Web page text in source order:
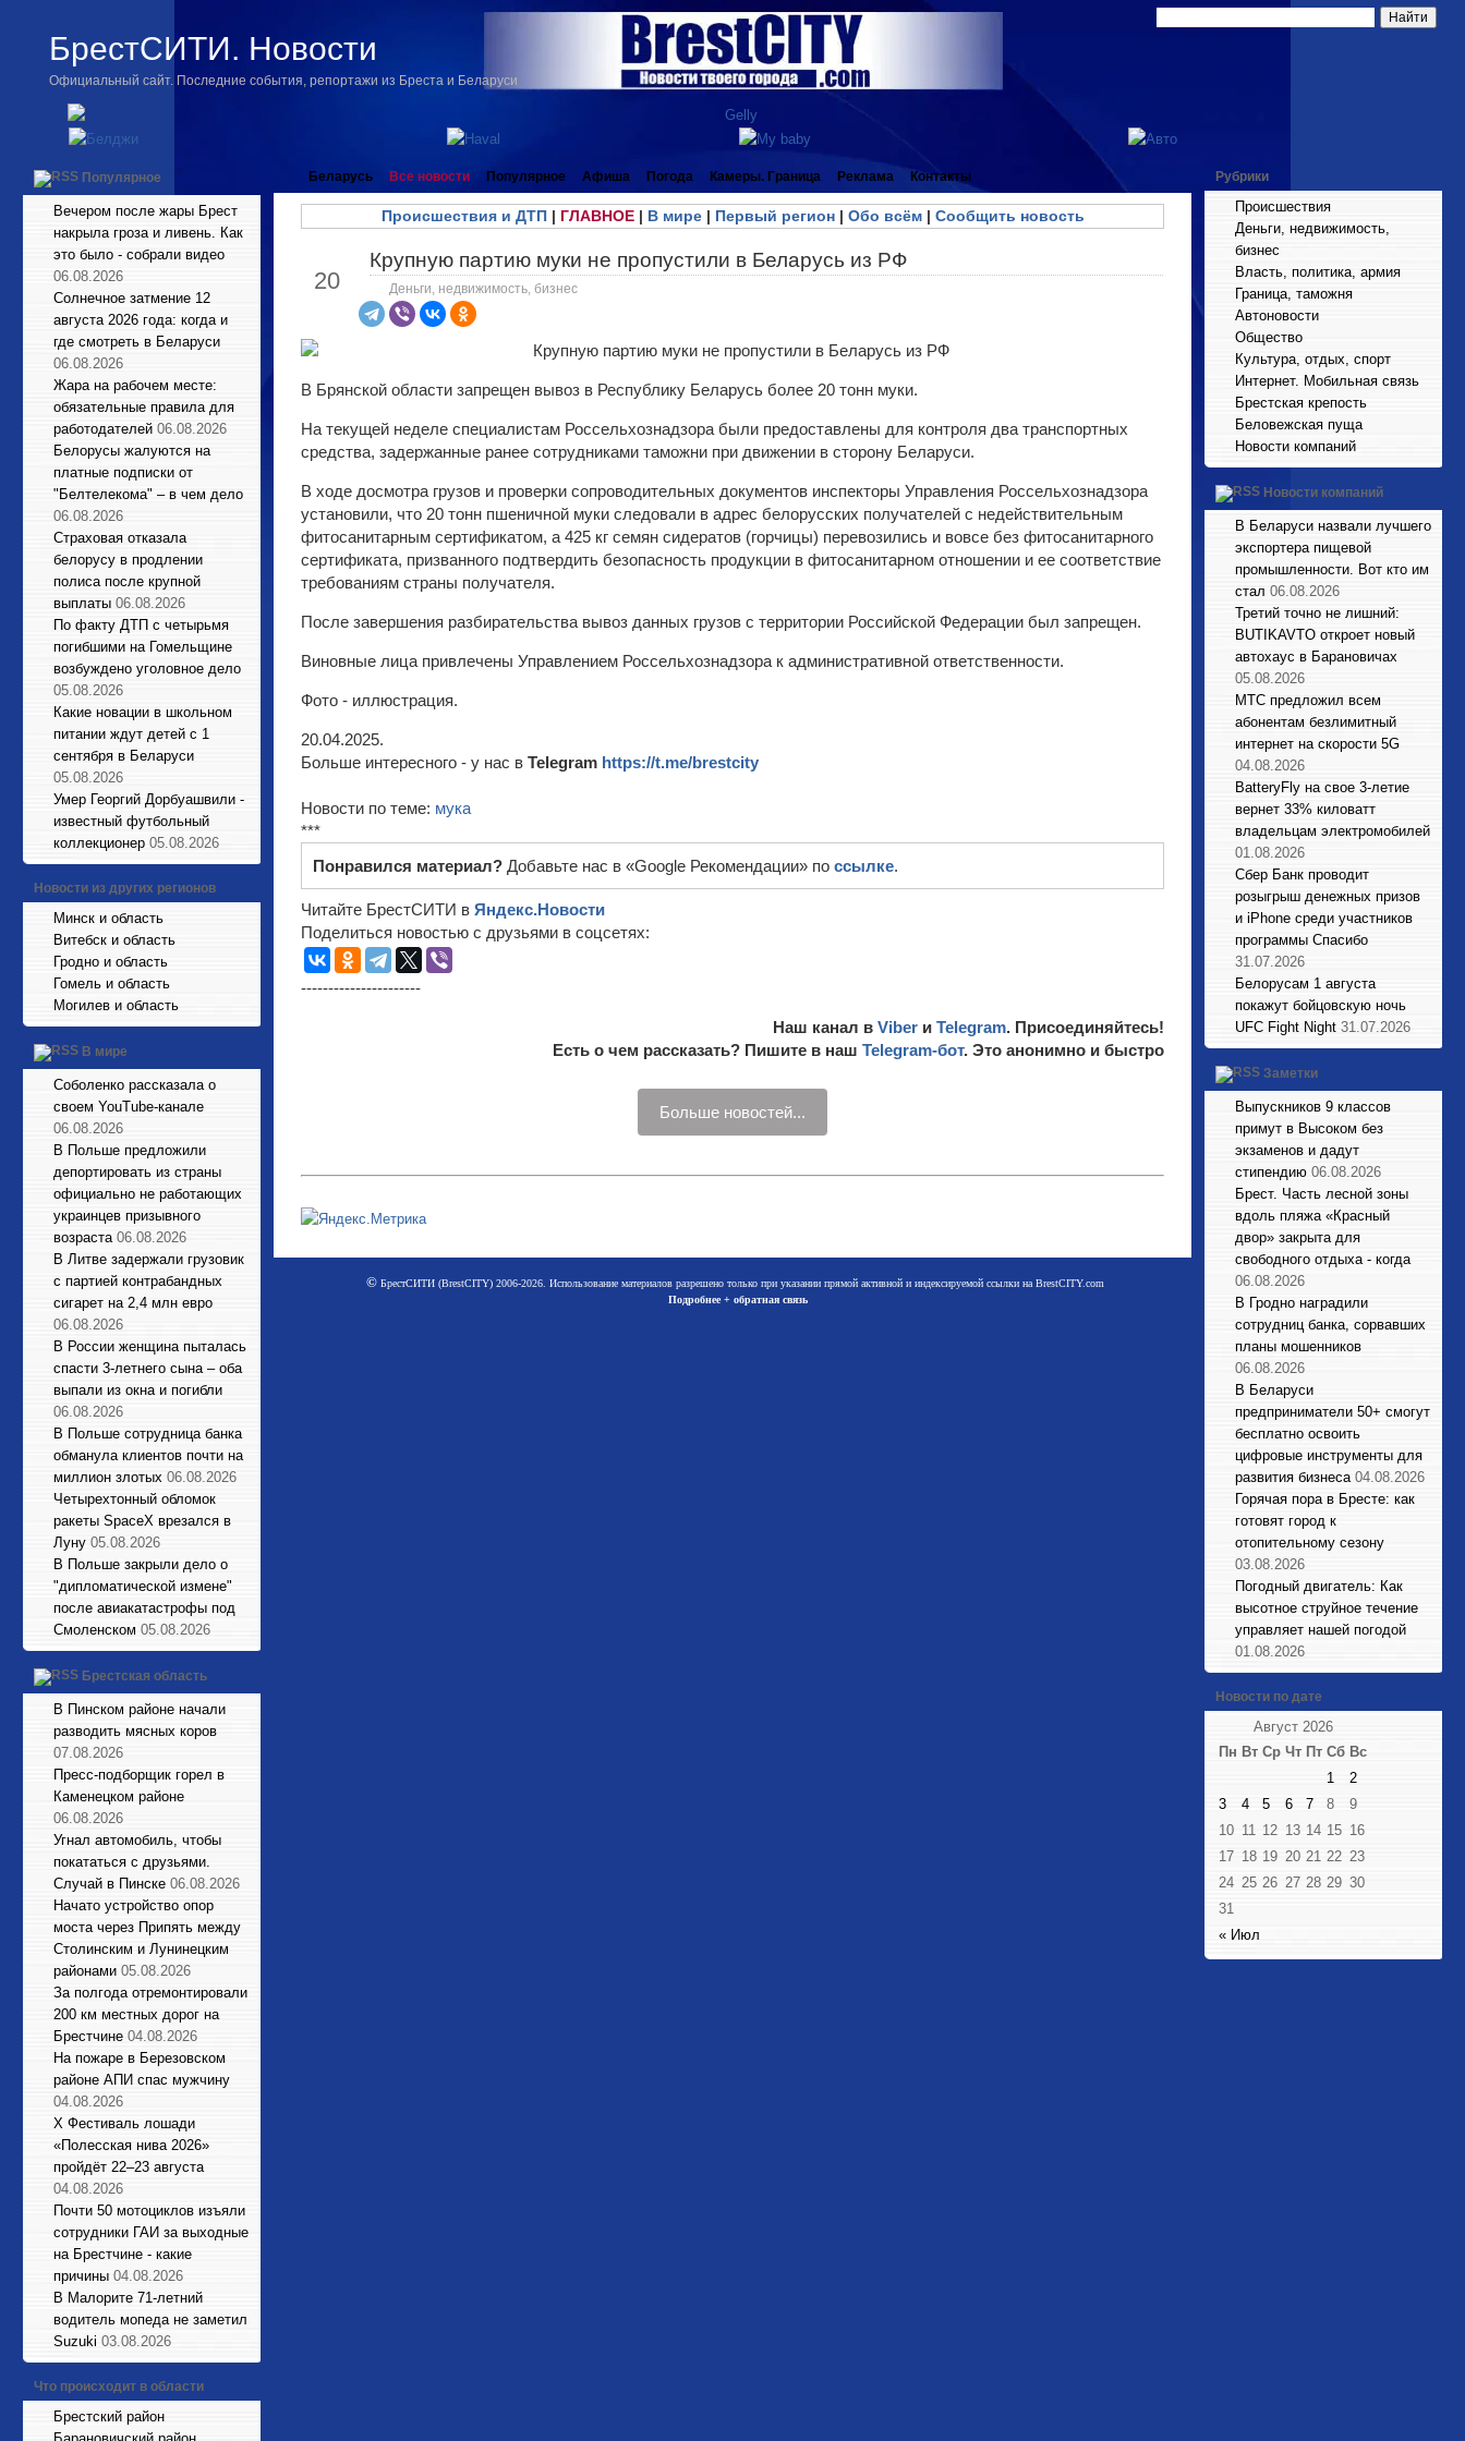
БрестСИТИ. Новости
Официальный сайт. Последние события, репортажи из Бреста и Беларуси
Популярное
Вечером после жары Брест
накрыла гроза и ливень. Как
это было - собрали видео
06.08.2026
Солнечное затмение 12
августа 2026 года: когда и
где смотреть в Беларуси
06.08.2026
Жара на рабочем месте:
обязательные правила для
работодателей 06.08.2026
Белорусы жалуются на
платные подписки от
"Белтелекома" – в чем дело
06.08.2026
Страховая отказала
белорусу в продлении
полиса после крупной
выплаты 06.08.2026
По факту ДТП с четырьмя
погибшими на Гомельщине
возбуждено уголовное дело
05.08.2026
Какие новации в школьном
питании ждут детей с 1
сентября в Беларуси
05.08.2026
Умер Георгий Дорбуашвили -
известный футбольный
коллекционер 05.08.2026
Новости из других регионов
Минск и область
Витебск и область
Гродно и область
Гомель и область
Могилев и область
В мире
Соболенко рассказала о
своем YouTube-канале
06.08.2026
В Польше предложили
депортировать из страны
официально не работающих
украинцев призывного
возраста 06.08.2026
В Литве задержали грузовик
с партией контрабандных
сигарет на 2,4 млн евро
06.08.2026
В России женщина пыталась
спасти 3-летнего сына – оба
выпали из окна и погибли
06.08.2026
В Польше сотрудница банка
обманула клиентов почти на
миллион злотых 06.08.2026
Четырехтонный обломок
ракеты SpaceX врезался в
Луну 05.08.2026
В Польше закрыли дело о
"дипломатической измене"
после авиакатастрофы под
Смоленском 05.08.2026
Брестская область
В Пинском районе начали
разводить мясных коров
07.08.2026
Пресс-подборщик горел в
Каменецком районе
06.08.2026
Угнал автомобиль, чтобы
покататься с друзьями.
Случай в Пинске 06.08.2026
Начато устройство опор
моста через Припять между
Столинским и Лунинецким
районами 05.08.2026
За полгода отремонтировали
200 км местных дорог на
Брестчине 04.08.2026
На пожаре в Березовском
районе АПИ спас мужчину
04.08.2026
X Фестиваль лошади
«Полесская нива 2026»
пройдёт 22–23 августа
04.08.2026
Почти 50 мотоциклов изъяли
сотрудники ГАИ за выходные
на Брестчине - какие
причины 04.08.2026
В Малорите 71-летний
водитель мопеда не заметил
Suzuki 03.08.2026
Что происходит в области
Брестский район
Беларусь Все новости Популярное Афиша Погода Камеры. Граница Реклама Контакты
Происшествия и ДТП| ГЛАВНОЕ| В мире| Первый регион| Обо всём| Сообщить новость
20
Крупную партию муки не пропустили в Беларусь из РФ
Деньги, недвижимость, бизнес
В Брянской области запрещен вывоз в Республику Беларусь более 20 тонн муки.
На текущей неделе специалистам Россельхознадзора были предоставлены для контроля два транспортных
средства, задержанные ранее сотрудниками таможни при движении в сторону Беларуси.
В ходе досмотра грузов и проверки сопроводительных документов инспекторы Управления Россельхознадзора
установили, что 20 тонн пшеничной муки следовали в адрес белорусских получателей с недействительным
фитосанитарным сертификатом, а 425 кг семян сидератов (горчицы) перевозились и вовсе без фитосанитарного
сертификата, призванного подтвердить безопасность продукции в фитосанитарном отношении и ее соответствие
требованиям страны получателя.
После завершения разбирательства вывоз данных грузов с территории Российской Федерации был запрещен.
Виновные лица привлечены Управлением Россельхознадзора к административной ответственности.
Фото - иллюстрация.
20.04.2025.
Больше интересного - у нас в Telegram https://t.me/brestcity
Новости по теме: мука
***
Понравился материал? Добавьте нас в «Google Рекомендации» по ссылке.
Читайте БрестСИТИ в Яндекс.Новости
Поделиться новостью с друзьями в соцсетях:
----------------------
Наш канал в Viber и Telegram. Присоединяйтесь!
Есть о чем рассказать? Пишите в наш Telegram-бот. Это анонимно и быстро
Больше новостей...
©БрестСИТИ (BrestCITY) 2006-2026. Использование материалов разрешено только при указании прямой активной и индексируемой ссылки на BrestCITY.com
Подробнее + обратная связь
Рубрики
Происшествия
Деньги, недвижимость,
бизнес
Власть, политика, армия
Граница, таможня
Автоновости
Общество
Культура, отдых, спорт
Интернет. Мобильная связь
Брестская крепость
Беловежская пуща
Новости компаний
Новости компаний
В Беларуси назвали лучшего
экспортера пищевой
промышленности. Вот кто им
стал 06.08.2026
Третий точно не лишний:
BUTIKAVTO откроет новый
автохаус в Барановичах
05.08.2026
МТС предложил всем
абонентам безлимитный
интернет на скорости 5G
04.08.2026
BatteryFly на свое 3-летие
вернет 33% киловатт
владельцам электромобилей
01.08.2026
Сбер Банк проводит
розыгрыш денежных призов
и iPhone среди участников
программы Спасибо
31.07.2026
Белорусам 1 августа
покажут бойцовскую ночь
UFC Fight Night 31.07.2026
Заметки
Выпускников 9 классов
примут в Высоком без
экзаменов и дадут
стипендию 06.08.2026
Брест. Часть лесной зоны
вдоль пляжа «Красный
двор» закрыта для
свободного отдыха - когда
06.08.2026
В Гродно наградили
сотрудниц банка, сорвавших
планы мошенников
06.08.2026
В Беларуси
предприниматели 50+ смогут
бесплатно освоить
цифровые инструменты для
развития бизнеса 04.08.2026
Горячая пора в Бресте: как
готовят город к
отопительному сезону
03.08.2026
Погодный двигатель: Как
высотное струйное течение
управляет нашей погодой
01.08.2026
Новости по дате
Август 2026
Пн Вт Ср Чт Пт Сб Вс
« Июл
1
2
3
4 5 6 7 8
9
10 11 12 13 14 15 16
17 18 19 20 21 22 23
24 25 26 27 28 29 30
31